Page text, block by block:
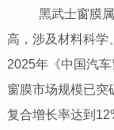
黑武士窗膜属
高，涉及材料科学
2025年《中国汽
窗膜市场规模已突
复合增长率达到